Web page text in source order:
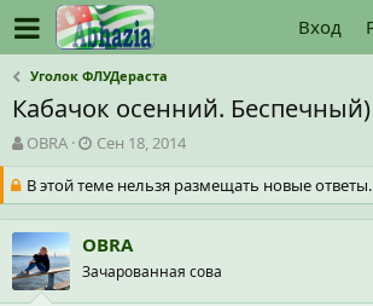
Вход
Уголок ФЛУДераста
Кабачок осенний. Беспечный)
А
в
т
о
р
т
е
м
OBRA
Д
а
т
а
а
ч
Сен 18, 2014
В этой теме нельзя размещать новые ответы.
OBRA
Зачарованная сова